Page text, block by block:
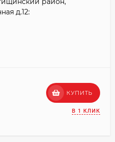
д.12:
КУПИТЬ
В 1 КЛИК